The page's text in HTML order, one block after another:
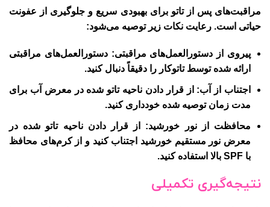
مراقبت‌های پس از تاتو برای بهبودی سریع و جلوگیری از عفونت
حیاتی است. رعایت نکات زیر توصیه می‌شود:
پیروی از دستورالعمل‌های مراقبتی: دستورالعمل‌های مراقبتی
ارائه شده توسط تاتوکار را دقیقاً دنبال کنید.
اجتناب از آب: از قرار دادن ناحیه تاتو شده در معرض آب برای
مدت زمان توصیه شده خودداری کنید.
محافظت از نور خورشید: از قرار دادن ناحیه تاتو شده در
معرض نور مستقیم خورشید اجتناب کنید و از کرم‌های محافظ
با SPF بالا استفاده کنید.
نتیجه‌گیری تکمیلی